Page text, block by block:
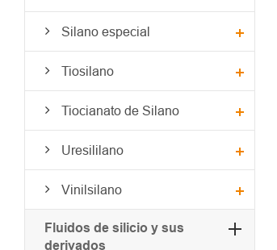
Silano especial
Tiosilano
Tiocianato de Silano
Uresililano
Vinilsilano
Fluidos de silicio y sus
derivados